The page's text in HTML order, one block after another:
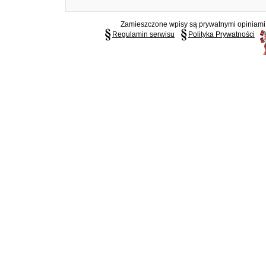
Zamieszczone wpisy są prywatnymi
Regulamin serwisu
Polityka Prywatności